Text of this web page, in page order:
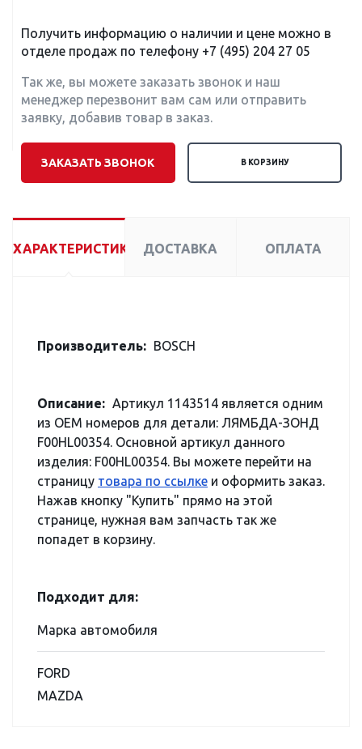
Получить информацию о наличии и цене можно в
отделе продаж по телефону +7 (495) 204 27 05
Так же, вы можете заказать звонок и наш
менеджер перезвонит вам сам или отправить
заявку, добавив товар в заказ.
ЗАКАЗАТЬ ЗВОНОК В КОРЗИНУ
ХАРАКТЕРИСТИКИ ДОСТАВКА ОПЛАТА
Производитель: BOSCH
Описание: Артикул 1143514 является одним
из OEM номеров для детали: ЛЯМБДА-ЗОНД
F00HL00354. Основной артикул данного
изделия: F00HL00354. Вы можете перейти на
страницу товара по ссылке и оформить заказ.
Нажав кнопку "Купить" прямо на этой
странице, нужная вам запчасть так же
попадет в корзину.
Подходит для:
Марка автомобиля
FORD
MAZDA